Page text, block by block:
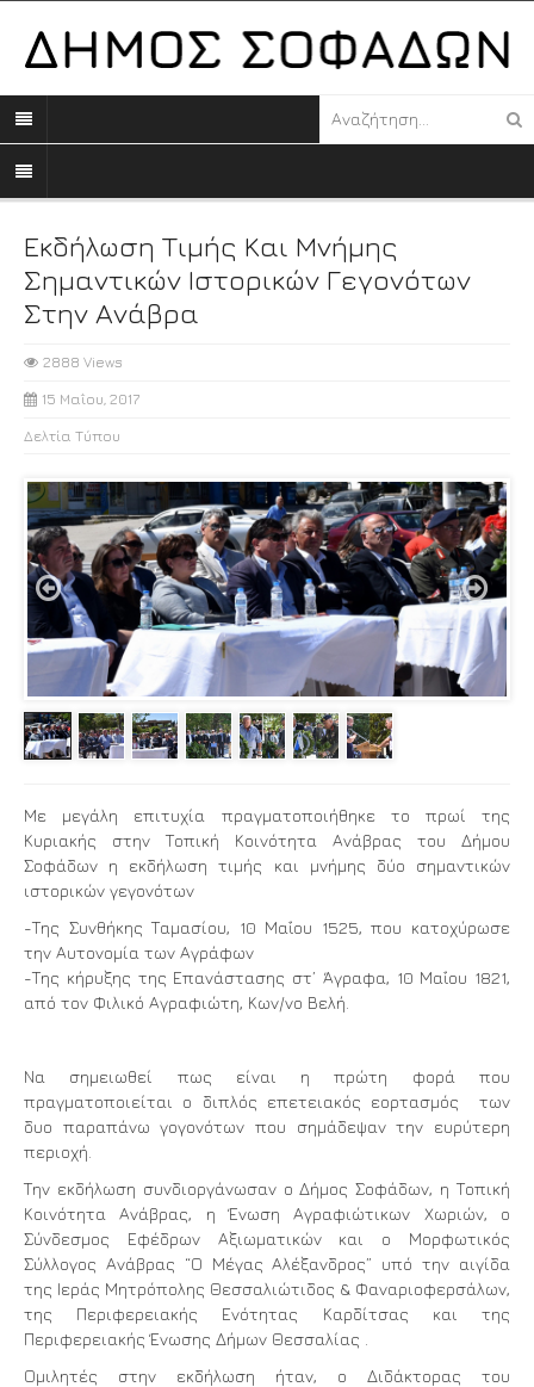
Εκδήλωση Τιμής Και Μνήμης
Σημαντικών Ιστορικών Γεγονότων
Στην Ανάβρα
2888 Views
15 Μαΐου, 2017
Δελτία Τύπου
 
Με μεγάλη επιτυχία πραγματοποιήθηκε το πρωί της
Κυριακής στην Τοπική Κοινότητα Ανάβρας του Δήμου
Σοφάδων η εκδήλωση τιμής και μνήμης δύο σημαντικών
ιστορικών γεγονότων
-Της Συνθήκης Ταμασίου, 10 Μαΐου 1525, που κατοχύρωσε
την Αυτονομία των Αγράφων
-Της κήρυξης της Επανάστασης στ’ Άγραφα, 10 Μαΐου 1821,
από τον Φιλικό Αγραφιώτη, Κων/νο Βελή.
Να σημειωθεί πως είναι η πρώτη φορά που
πραγματοποιείται ο διπλός επετειακός εορτασμός των
δυο παραπάνω γογονότων που σημάδεψαν την ευρύτερη
περιοχή.
Την εκδήλωση συνδιοργάνωσαν ο Δήμος Σοφάδων, η Τοπική
Κοινότητα Ανάβρας, η Ένωση Αγραφιώτικων Χωριών, ο
Σύνδεσμος Εφέδρων Αξιωματικών και ο Μορφωτικός
Σύλλογος Ανάβρας “Ο Μέγας Αλέξανδρος” υπό την αιγίδα
της Ιεράς Μητρόπολης Θεσσαλιώτιδος & Φαναριοφερσάλων,
της Περιφερειακής Ενότητας Καρδίτσας και της
Περιφερειακής Ένωσης Δήμων Θεσσαλίας .
Ομιλητές στην εκδήλωση ήταν, ο Διδάκτορας του